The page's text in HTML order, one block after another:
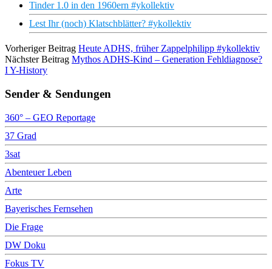
Tinder 1.0 in den 1960ern #ykollektiv
Lest Ihr (noch) Klatschblätter? #ykollektiv
Vorheriger Beitrag Heute ADHS, früher Zappelphilipp #ykollektiv
Nächster Beitrag Mythos ADHS-Kind – Generation Fehldiagnose?
I Y-History
Sender & Sendungen
360° – GEO Reportage
37 Grad
3sat
Abenteuer Leben
Arte
Bayerisches Fernsehen
Die Frage
DW Doku
Fokus TV